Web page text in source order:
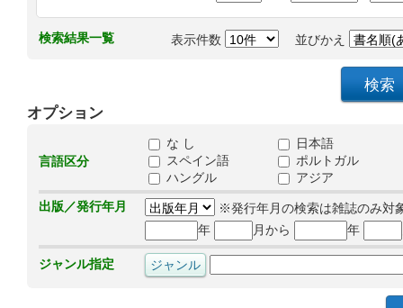
検索結果一覧 表示件数 並びかえ
オプション
言語区分
な し
日本語
スペイン語
ポルトガル
ハングル
アジア
出版／発行年月
※発行年月の検索は雑誌のみ対
年
月から 年
ジャンル指定